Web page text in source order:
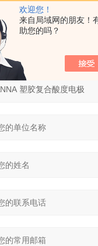
欢迎您！
来自局域网的朋友！
助您的吗？
电极、BNC型接口、线长1米
HI1230B塑胶复合酸度电极